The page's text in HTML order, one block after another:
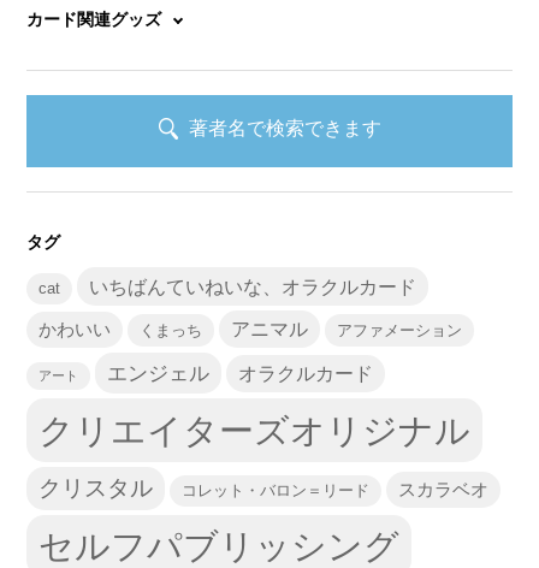
カード関連グッズ
著者名で検索できます
タグ
cat いちばんていねいな、オラクルカード
かわいい くまっち アニマル アファメーション
アート エンジェル オラクルカード
クリエイターズオリジナル
クリスタル コレット・バロン＝リード スカラベオ
セルフパブリッシング